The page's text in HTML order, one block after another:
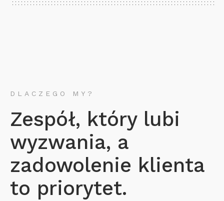
DLACZEGO MY?
Zespół, który lubi
wyzwania, a
zadowolenie klienta
to priorytet.